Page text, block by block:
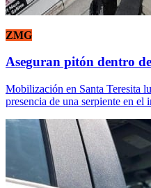
ZMG
Aseguran pitón dentro
Mobilización en Santa Teresita
presencia de una serpiente en el